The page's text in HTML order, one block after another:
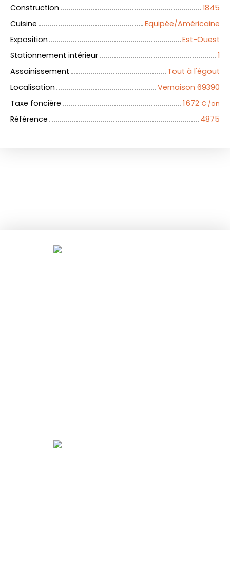
Construction
1845
Cuisine
Equipée/Américaine
Exposition
Est-Ouest
Stationnement intérieur
1
Assainissement
Tout à l'égout
Localisation
Vernaison 69390
Taxe foncière
1 672 € /an
Référence 4875